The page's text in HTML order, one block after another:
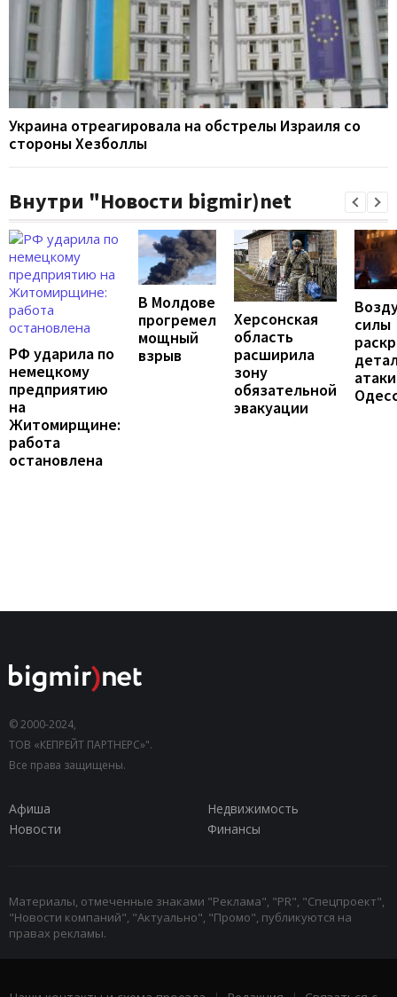
Украина отреагировала на обстрелы Израиля со
стороны Хезболлы
Внутри "Новости bigmir)net
РФ ударила по
немецкому
предприятию
на
Житомирщине:
работа
остановлена
В Молдове
прогремел
мощный
взрыв
Херсонская
область
расширила
зону
обязательной
эвакуации
силы
© 2000-2024,
ТОВ «КЕПРЕЙТ ПАРТНЕРС»".
Все права защищены.
Афиша
Недвижимость
Новости
Финансы
Материалы, отмеченные знаками "Реклама", "PR", "Спецпроект",
"Новости компаний", "Актуально", "Промо", публикуются на
правах рекламы.